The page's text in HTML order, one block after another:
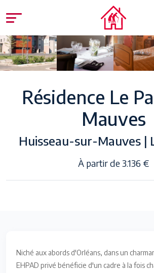
Résidence Le
Mauves
Huisseau-sur-Mauves |
À partir de 3.136 €
Niché aux abords d'Orléans, dans un
EHPAD privé bénéficie d'un cadre à la fois